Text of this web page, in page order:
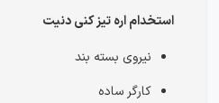
استخدام اره تیز کنی دنیت
نیروی بسته بند
کارگر ساده